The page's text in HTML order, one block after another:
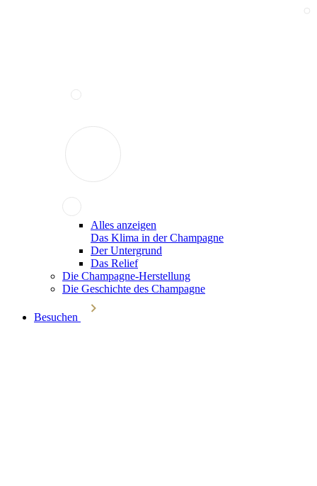
Alles anzeigen
Das Klima in der Champagne
Der Untergrund
Das Relief
Die Champagne-Herstellung
Die Geschichte des Champagne
Besuchen